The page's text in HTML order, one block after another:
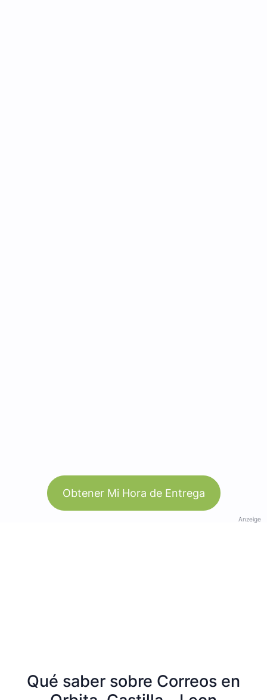
Obtener Mi Hora de Entrega
Anzeige
Qué saber sobre Correos en